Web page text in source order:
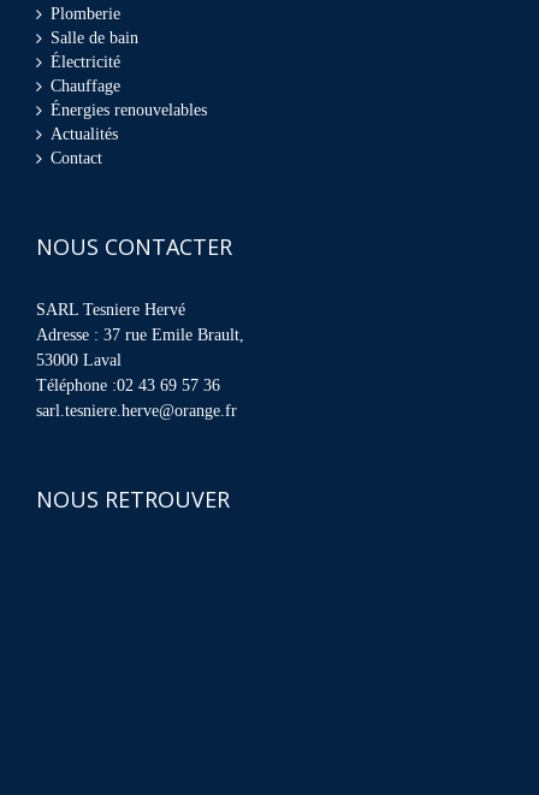
Plomberie
Salle de bain
Électricité
Chauffage
Énergies renouvelables
Actualités
Contact
NOUS CONTACTER
SARL Tesniere Hervé
Adresse : 37 rue Emile Brault,
53000 Laval
Téléphone :02 43 69 57 36
sarl.tesniere.herve@orange.fr
NOUS RETROUVER